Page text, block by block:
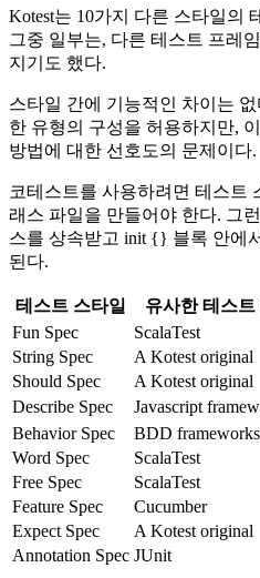
Kotest는 10가지 다른 스타일의
그중 일부는, 다른 테스트 프레
지기도 했다.
스타일 간에 기능적인 차이는
한 유형의 구성을 허용하지만,
방법에 대한 선호도의 문제이다.
코테스트를 사용하려면 테스트
래스 파일을 만들어야 한다. 그
스를 상속받고 init {} 블록 안에
된다.
테스트 스타일
유사한 테스
Fun Spec
ScalaTest
String Spec
A Kotest original
Should Spec
A Kotest original
Describe Spec
Javascript
Behavior Spec
BDD frameworks
Word Spec
ScalaTest
Free Spec
ScalaTest
Feature Spec
Cucumber
Expect Spec
A Kotest original
Annotation Spec JUnit